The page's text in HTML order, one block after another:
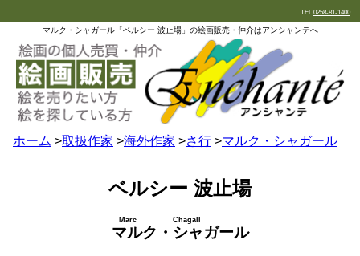
TEL 0258-81-1400
マルク・シャガール「ベルシー 波止場」の絵画販売・仲介はアンシャンテへ
ホーム >取扱作家 >海外作家 >さ行 >マルク・シャガール
ベルシー 波止場
マルク・シャガール
Marc Chagall